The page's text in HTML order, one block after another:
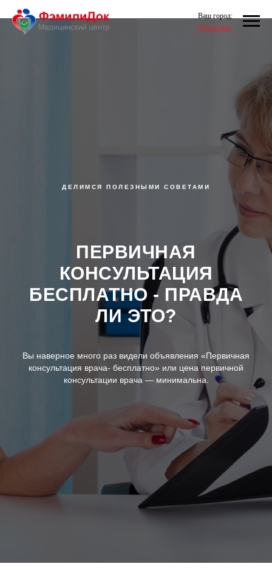
Ваш город:
Чебоксары
ДЕЛИМСЯ ПОЛЕЗНЫМИ СОВЕТАМИ
ПЕРВИЧНАЯ
КОНСУЛЬТАЦИЯ
БЕСПЛАТНО - ПРАВДА
ЛИ ЭТО?
Вы наверное много раз видели объявления «Первичная
консультация врача- бесплатно» или цена первичной
консультации врача — минимальна.